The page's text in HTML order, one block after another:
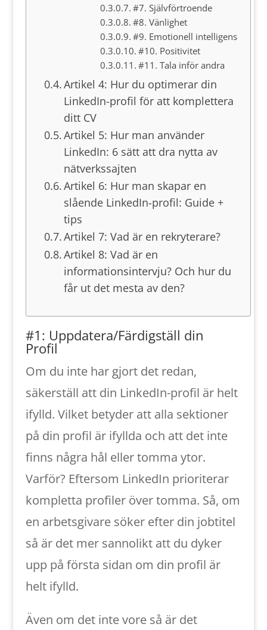
#7. Självförtroende
#8. Vänlighet
#9. Emotionell intelligens
#10. Positivitet
#11. Tala inför andra
Artikel 4: Hur du optimerar din
LinkedIn-profil för att komplettera
ditt CV
Artikel 5: Hur man använder
LinkedIn: 6 sätt att dra nytta av
nätverkssajten
Artikel 6: Hur man skapar en
slående LinkedIn-profil: Guide +
tips
Artikel 7: Vad är en rekryterare?
Artikel 8: Vad är en
informationsintervju? Och hur du
får ut det mesta av den?
#1: Uppdatera/Färdigställ din
Profil
Om du inte har gjort det redan,
säkerställ att din LinkedIn-profil är helt
ifylld. Vilket betyder att alla sektioner
på din profil är ifyllda och att det inte
finns några hål eller tomma ytor.
Varför? Eftersom LinkedIn prioriterar
kompletta profiler över tomma. Så, om
en arbetsgivare söker efter din jobtitel
så är det mer sannolikt att du dyker
upp på första sidan om din profil är
helt ifylld.
Även om det inte vore så är det